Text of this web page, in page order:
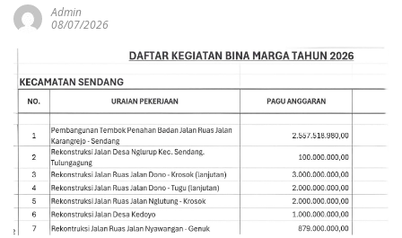
Admin
08/07/2026